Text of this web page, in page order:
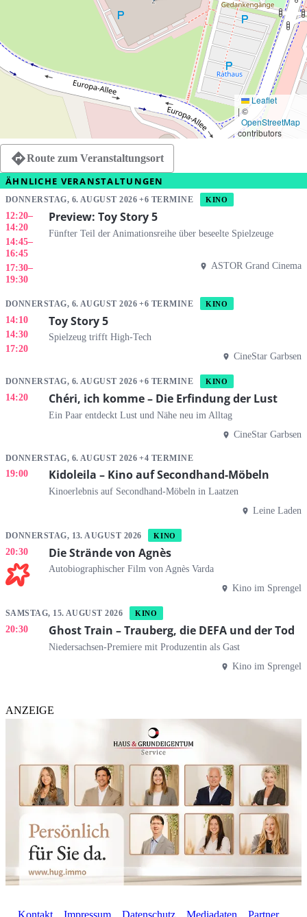
Leaflet
|©
OpenStreetMap
contributors
Route zum Veranstaltungsort
ÄHNLICHE VERANSTALTUNGEN
DONNERSTAG, 6. AUGUST 2026 +6 TERMINE KINO
12:20–
14:20
14:45–
16:45
17:30–
19:30
Preview: Toy Story 5
Fünfter Teil der Animationsreihe über beseelte Spielzeuge
ASTOR Grand Cinema
DONNERSTAG, 6. AUGUST 2026 +6 TERMINE KINO
14:10
14:30
17:20
Toy Story 5
Spielzeug trifft High-Tech
CineStar Garbsen
DONNERSTAG, 6. AUGUST 2026 +6 TERMINE KINO
14:20 Chéri, ich komme – Die Erfindung der Lust
Ein Paar entdeckt Lust und Nähe neu im Alltag
CineStar Garbsen
DONNERSTAG, 6. AUGUST 2026 +4 TERMINE
19:00 Kidoleila – Kino auf Secondhand-Möbeln
Kinoerlebnis auf Secondhand-Möbeln in Laatzen
Leine Laden
DONNERSTAG, 13. AUGUST 2026 KINO
20:30 Die Strände von Agnès
Autobiographischer Film von Agnès Varda
Kino im Sprengel
SAMSTAG, 15. AUGUST 2026 KINO
20:30 Ghost Train – Trauberg, die DEFA und der Tod
Niedersachsen-Premiere mit Produzentin als Gast
Kino im Sprengel
ANZEIGE
Kontakt Impressum Datenschutz Mediadaten Partner